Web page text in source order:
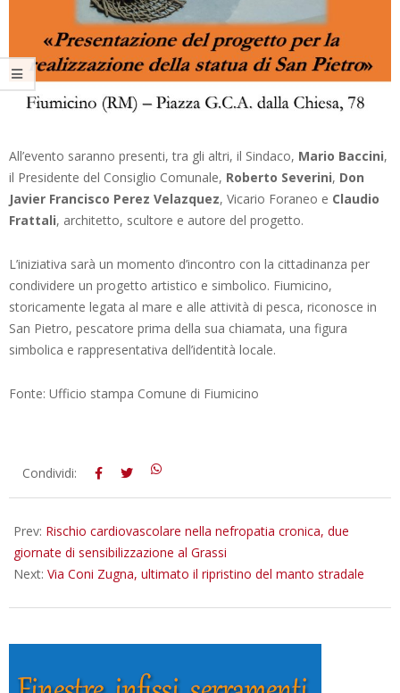
All’evento saranno presenti, tra gli altri, il Sindaco, Mario Baccini,
il Presidente del Consiglio Comunale, Roberto Severini, Don
Javier Francisco Perez Velazquez, Vicario Foraneo e Claudio
Frattali, architetto, scultore e autore del progetto.
L’iniziativa sarà un momento d’incontro con la cittadinanza per
condividere un progetto artistico e simbolico. Fiumicino,
storicamente legata al mare e alle attività di pesca, riconosce in
San Pietro, pescatore prima della sua chiamata, una figura
simbolica e rappresentativa dell’identità locale.
Fonte: Ufficio stampa Comune di Fiumicino
2025-
Condividi:
Prev: Rischio cardiovascolare nella nefropatia cronica, due
giornate di sensibilizzazione al Grassi
Next: Via Coni Zugna, ultimato il ripristino del manto stradale